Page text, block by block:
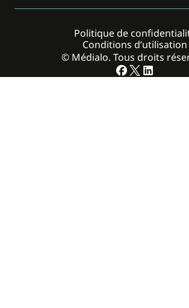
© Médialo. Tous droits
Politique de
Conditions d’utilisation